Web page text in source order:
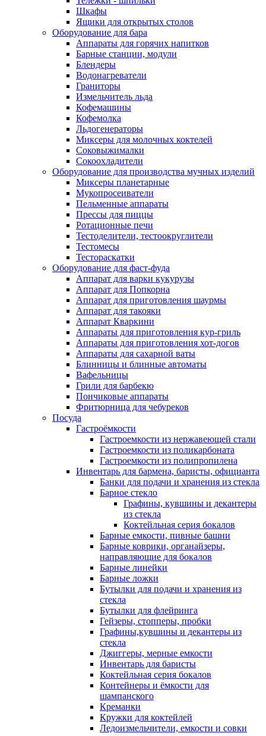
Шкафы
Ящики для открытых столов
Оборудование для бара
Аппараты для горячих напитков
Барные станции, модули
Блендеры
Водонагреватели
Граниторы
Измельчитель льда
Кофемашины
Кофемолка
Льдогенераторы
Миксеры для молочных коктелей
Соковыжималки
Сокоохладители
Оборудование для производства мучных изделий
Миксеры планетарные
Мукопросеиватели
Пельменные аппараты
Прессы для пиццы
Ротационные печи
Тестоделители, тестоокруглители
Тестомесы
Тестораскатки
Оборудование для фаст-фуда
Аппарат для варки кукурузы
Аппарат для Попкорна
Аппарат для приготовления шаурмы
Аппарат для такояки
Аппарат Кваркини
Аппараты для приготовления кур-гриль
Аппараты для приготовления хот-догов
Аппараты для сахарной ваты
Блинницы и блинные автоматы
Вафельницы
Грили для барбекю
Пончиковые аппараты
Фритюрница для чебуреков
Посуда
Гастроёмкости
Гастроемкости из нержавеющей стали
Гастроемкости из поликарбоната
Гастроемкости из полипропилена
Инвентарь для бармена, баристы, официанта
Банки для подачи и хранения из стекла
Барное стекло
Графины, кувшины и декантеры
из стекла
Коктейльная серия бокалов
Барные емкости, пивные башни
Барные коврики, органайзеры,
направляющие для бокалов
Барные линейки
Барные ложки
Бутылки для подачи и хранения из
стекла
Бутылки для флейринга
Гейзеры, стопперы, пробки
Графины,кувшины и декантеры из
стекла
Джиггеры, мерные емкости
Инвентарь для баристы
Коктейльная серия бокалов
Контейнеры и ёмкости для
шампанского
Креманки
Кружки для коктейлей
Ледоизмельчители, емкости и совки